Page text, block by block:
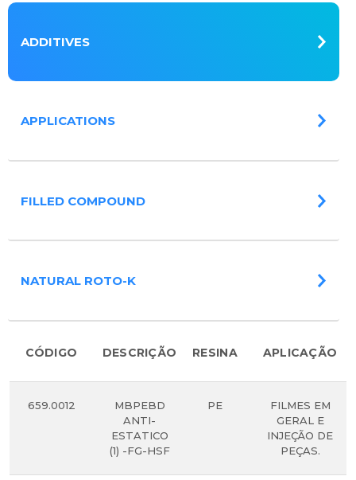
ADDITIVES
APPLICATIONS
FILLED COMPOUND
NATURAL ROTO-K
CÓDIGO DESCRIÇÃO RESINA APLICAÇÃO
659.0012
MBPEBD
ANTI-
ESTATICO
(1) -FG-HSF
PE
FILMES EM
GERAL E
INJEÇÃO DE
PEÇAS.